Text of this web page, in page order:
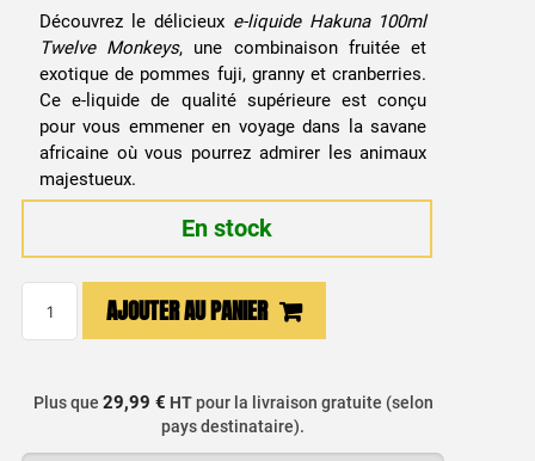
Découvrez le délicieux e-liquide Hakuna 100ml
Twelve Monkeys, une combinaison fruitée et
exotique de pommes fuji, granny et cranberries.
Ce e-liquide de qualité supérieure est conçu
pour vous emmener en voyage dans la savane
africaine où vous pourrez admirer les animaux
majestueux.
En stock
Hakuna
AJOUTER AU PANIER
Plus que 29,99 € HTpour la livraison gratuite (selon
pays destinataire).